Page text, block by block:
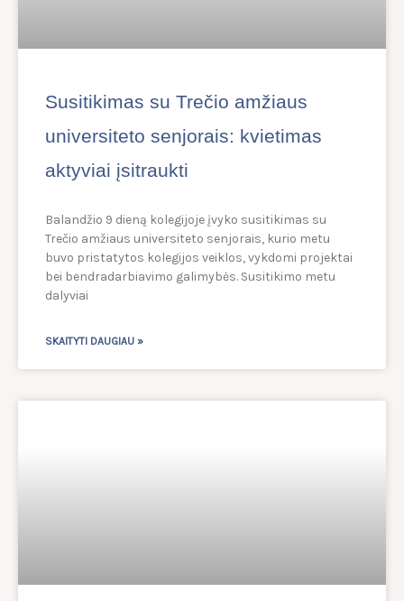
Susitikimas su Trečio amžiaus
universiteto senjorais: kvietimas
aktyviai įsitraukti
Balandžio 9 dieną kolegijoje įvyko susitikimas su
Trečio amžiaus universiteto senjorais, kurio metu
buvo pristatytos kolegijos veiklos, vykdomi projektai
bei bendradarbiavimo galimybės. Susitikimo metu
dalyviai
SKAITYTI DAUGIAU »